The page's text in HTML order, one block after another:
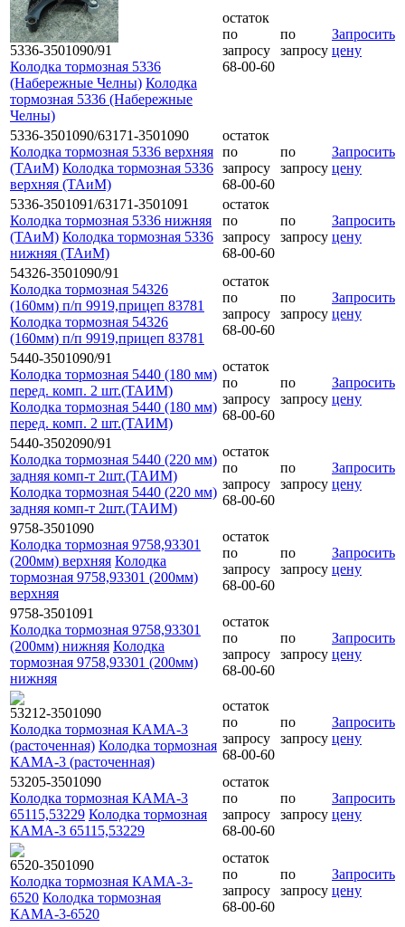
5336-3501090/91
Колодка тормозная 5336
(Набережные Челны) Колодка
тормозная 5336 (Набережные
Челны)
остаток
по
запросу
68-00-60
по
запросу
Запросить
цену
5336-3501090/63171-3501090
Колодка тормозная 5336 верхняя
(ТАиМ) Колодка тормозная 5336
верхняя (ТАиМ)
остаток
по
запросу
68-00-60
по
запросу
Запросить
цену
5336-3501091/63171-3501091
Колодка тормозная 5336 нижняя
(ТАиМ) Колодка тормозная 5336
нижняя (ТАиМ)
остаток
по
запросу
68-00-60
по
запросу
Запросить
цену
54326-3501090/91
Колодка тормозная 54326
(160мм) п/п 9919,прицеп 83781
Колодка тормозная 54326
(160мм) п/п 9919,прицеп 83781
остаток
по
запросу
68-00-60
по
запросу
Запросить
цену
5440-3501090/91
Колодка тормозная 5440 (180 мм)
перед. комп. 2 шт.(ТАИМ)
Колодка тормозная 5440 (180 мм)
перед. комп. 2 шт.(ТАИМ)
остаток
по
запросу
68-00-60
по
запросу
Запросить
цену
5440-3502090/91
Колодка тормозная 5440 (220 мм)
задняя комп-т 2шт.(ТАИМ)
Колодка тормозная 5440 (220 мм)
задняя комп-т 2шт.(ТАИМ)
остаток
по
запросу
68-00-60
по
запросу
Запросить
цену
9758-3501090
Колодка тормозная 9758,93301
(200мм) верхняя Колодка
тормозная 9758,93301 (200мм)
верхняя
остаток
по
запросу
68-00-60
по
запросу
Запросить
цену
9758-3501091
Колодка тормозная 9758,93301
(200мм) нижняя Колодка
тормозная 9758,93301 (200мм)
нижняя
остаток
по
запросу
68-00-60
по
запросу
Запросить
цену
53212-3501090
Колодка тормозная КАМА-3
(расточенная) Колодка тормозная
КАМА-3 (расточенная)
остаток
по
запросу
68-00-60
по
запросу
Запросить
цену
53205-3501090
Колодка тормозная КАМА-3
65115,53229 Колодка тормозная
КАМА-3 65115,53229
остаток
по
запросу
68-00-60
по
запросу
Запросить
цену
6520-3501090
Колодка тормозная КАМА-3-
6520 Колодка тормозная
КАМА-3-6520
остаток
по
запросу
68-00-60
по
запросу
Запросить
цену